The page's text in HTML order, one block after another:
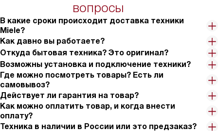
вопросы
В какие сроки происходит доставка техники
Miele?
Как давно вы работаете?
Откуда бытовая техника? Это оригинал?
Возможны установка и подключение техники?
Где можно посмотреть товары? Есть ли
самовывоз?
Действует ли гарантия на товар?
Как можно оплатить товар, и когда внести
оплату?
Техника в наличии в России или это предзаказ?